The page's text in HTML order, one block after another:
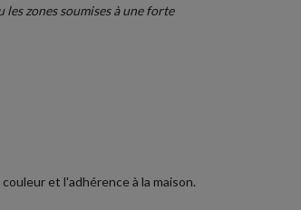
zones soumises à une forte
et l'adhérence à la maison.